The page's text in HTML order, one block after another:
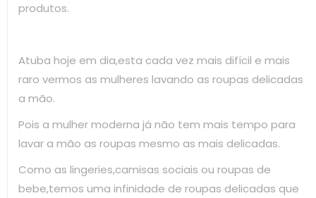
produtos.
Atuba hoje em dia,esta cada vez mais difícil e mais
raro vermos as mulheres lavando as roupas delicadas
a mão.
Pois a mulher moderna já não tem mais tempo para
lavar a mão as roupas mesmo as mais delicadas.
Como as lingeries,camisas sociais ou roupas de
bebe,temos uma infinidade de roupas delicadas que